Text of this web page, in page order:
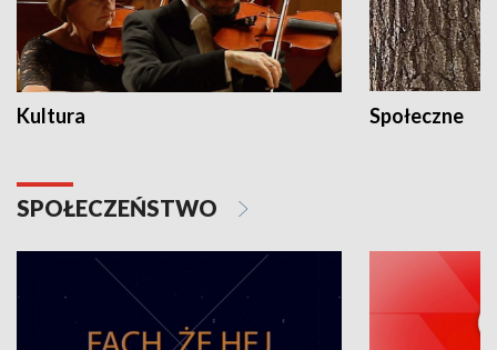
Kultura Społeczne
SPOŁECZEŃSTWO